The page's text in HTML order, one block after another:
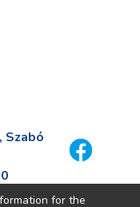
Szabó
for the